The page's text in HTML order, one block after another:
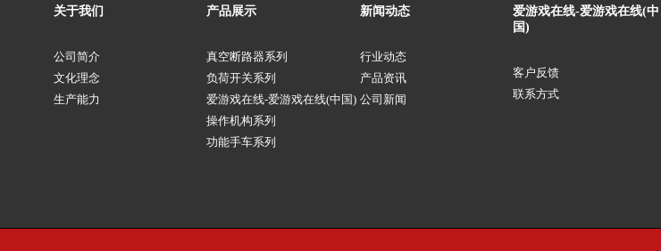
关于我们
公司简介
文化理念
生产能力
产品展示
真空断路器系列
负荷开关系列
爱游戏在线-爱游戏在线(中国)
操作机构系列
功能手车系列
新闻动态
行业动态
产品资讯
公司新闻
爱游戏在线-爱游戏在线(中
国)
客户反馈
联系方式